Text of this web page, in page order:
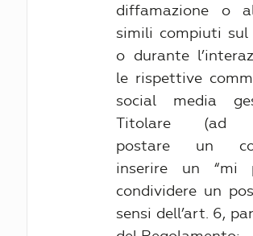
diffamazione o
simili compiuti sul
o durante
le rispettive
social media
Titolare (ad
postare un
inserire un “mi
condividere un
sensi dell’art. 6,